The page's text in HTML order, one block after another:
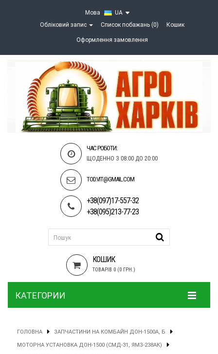
Мова
UA
Обліковий запис
Список побажань (0) Кошик
Оформлення замовлення
ЧАС РОБОТИ:
ЩОДЕННО З 08:00 ДО 20:00
TOD.VIT@GMAIL.COM
+38(097)17-557-32
+38(095)213-77-23
КОШИК
ТОВАРІВ 0 (0 ГРН.)
КАТЕГОРИИ
ГОЛОВНА ЗАПЧАСТИНИ НА КОМБАЙН ДОН-1500А, Б
МОТОРНА УСТАНОВКА ДОН-1500 (СМД-31, ЯМЗ-238АК)